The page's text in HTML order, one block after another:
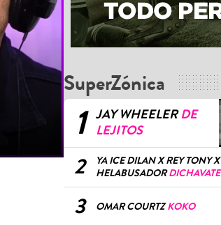
SuperZónica
1 JAY WHEELERDE
LEJITOS
2
YA ICE DILAN X REY TONY X
HELABUSADORDICHAVATE
3 OMAR COURTZKOKO